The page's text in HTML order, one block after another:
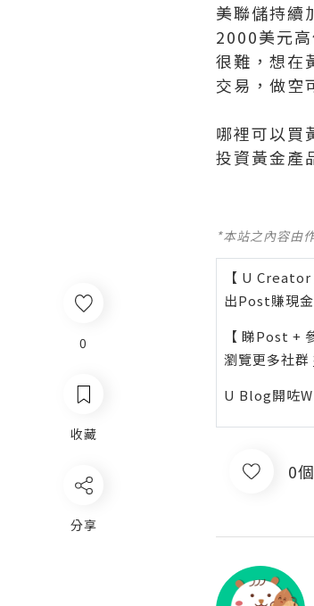
0
收藏
分享
美聯儲持續
2000美元
很難，想在
交易，做空
哪裡可以買
投資黃金產
*本站之內容由
【 U Creator
出Post賺現
【 睇Post +
瀏覽更多社群
U Blog開咗
0